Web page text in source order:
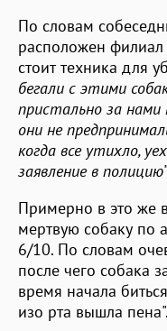
По словам
расположен
стоит техника для
бегали с этими
пристально за нами
они не
когда все утихло,
заявление в полицию
Примерно в это же
мертвую собаку по
6/10. По словам
после чего собака
время начала
изо рта вышла пена".